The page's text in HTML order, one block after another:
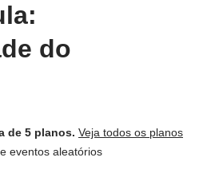
do
de 5 planos. Veja todos os planos
eventos aleatórios